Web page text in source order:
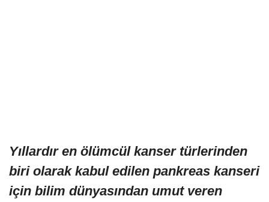
Yıllardır en ölümcül kanser türlerinden
biri olarak kabul edilen pankreas kanseri
için bilim dünyasından umut veren